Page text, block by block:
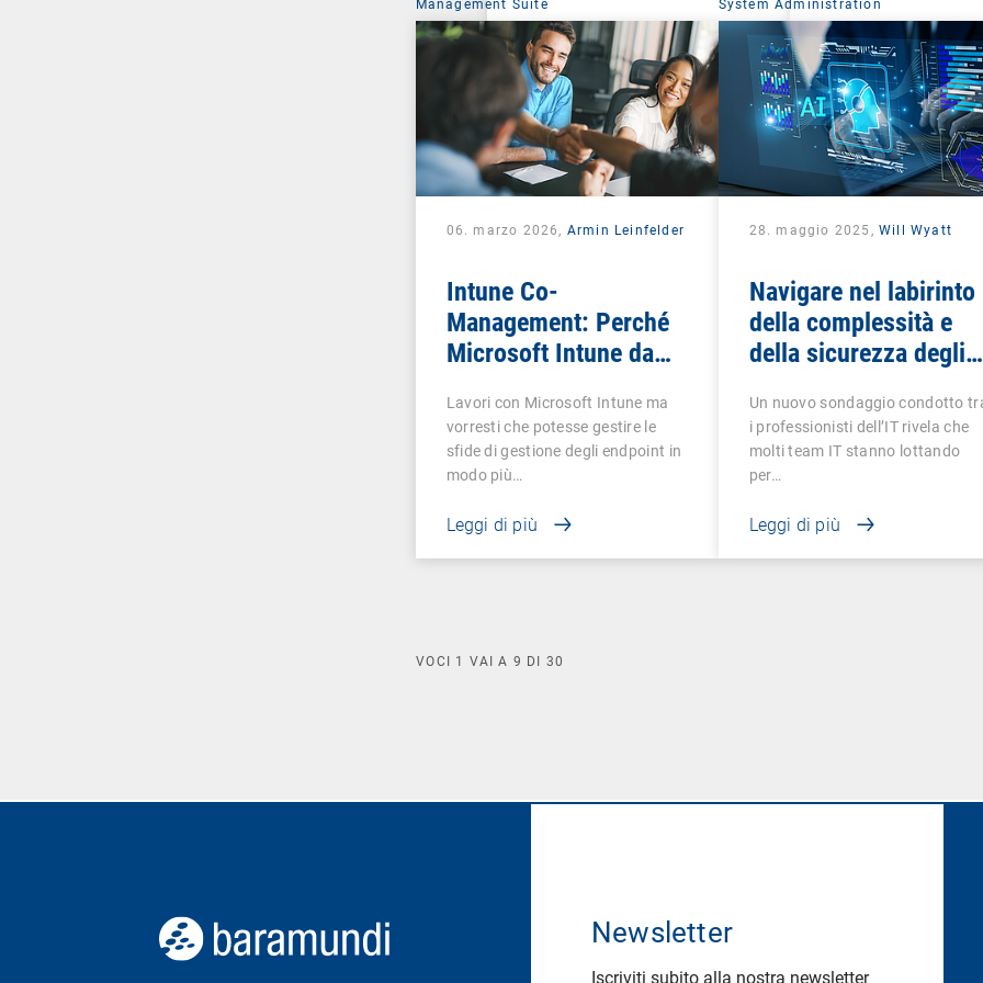
Management Suite
06. marzo 2026, Armin Leinfelder
Intune Co-
Management: Perché
Microsoft Intune da
Lavori con Microsoft Intune ma
vorresti che potesse gestire le
sfide di gestione degli endpoint in
modo più…
Leggi di più
System Administration
28. maggio 2025,Will Wyatt
Navigare nel labirinto
della complessità e
della sicurezza degli
UEM completo è più
essenziale che mai
Un nuovo sondaggio condotto
i professionisti dell’IT rivela che
molti team IT stanno lottando
per…
Leggi di più
VOCI 1 VAI A 9 DI 30
Newsletter
Iscriviti subito alla nostra newsletter